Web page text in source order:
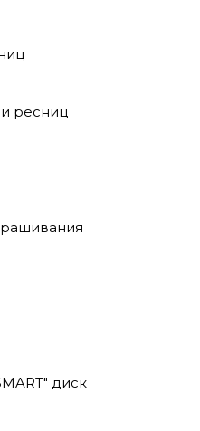
ресниц
диск